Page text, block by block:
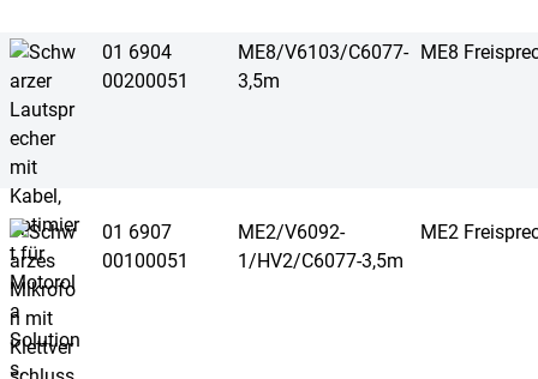
01 6904
00200051
ME8/V6103/C6077-
3,5m
ME8
01 6907
00100051
ME2/V6092-
1/HV2/C6077-3,5m
ME2